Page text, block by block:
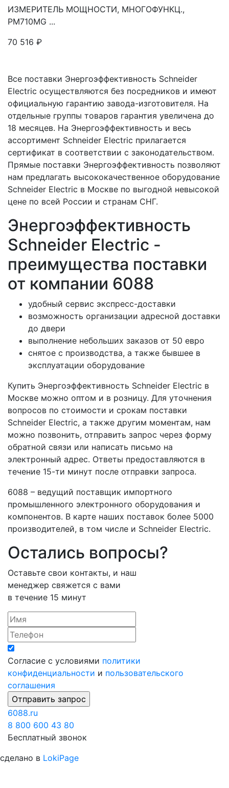
ИЗМЕРИТЕЛЬ МОЩНОСТИ, МНОГОФУНКЦ.,
PM710MG ...
70 516 ₽
Все поставки Энергоэффективность Schneider
Electric осуществляются без посредников и имеют
официальную гарантию завода-изготовителя. На
отдельные группы товаров гарантия увеличена до
18 месяцев. На Энергоэффективность и весь
ассортимент Schneider Electric прилагается
сертификат в соответствии с законодательством.
Прямые поставки Энергоэффективность позволяют
нам предлагать высококачественное оборудование
Schneider Electric в Москве по выгодной невысокой
цене по всей России и странам СНГ.
Энергоэффективность
Schneider Electric -
преимущества поставки
от компании 6088
удобный сервис экспресс-доставки
возможность организации адресной доставки
до двери
выполнение небольших заказов от 50 евро
снятое с производства, а также бывшее в
эксплуатации оборудование
Купить Энергоэффективность Schneider Electric в
Москве можно оптом и в розницу. Для уточнения
вопросов по стоимости и срокам поставки
Schneider Electric, а также другим моментам, нам
можно позвонить, отправить запрос через форму
обратной связи или написать письмо на
электронный адрес. Ответы предоставляются в
течение 15-ти минут после отправки запроса.
6088 – ведущий поставщик импортного
промышленного электронного оборудования и
компонентов. В карте наших поставок более 5000
производителей, в том числе и Schneider Electric.
Остались вопросы?
Оставьте свои контакты, и наш
менеджер свяжется с вами
в течение 15 минут
Согласие с условиями политики
конфиденциальности и пользовательского
соглашения
6088.ru
8 800 600 43 80
Бесплатный звонок
сделано в LokiPage